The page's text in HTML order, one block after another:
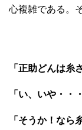
心複雑である。
「正助どんは糸
「い、いや・・
「そうか！なら